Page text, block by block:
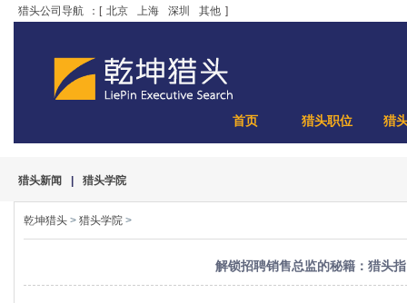
猎头公司导航 ：[ 北京 上海 深圳 其他 ]
首页 猎头职位 猎
猎头新闻 猎头学院
乾坤猎头 > 猎头学院 >
解锁招聘销售总监的秘籍：猎头